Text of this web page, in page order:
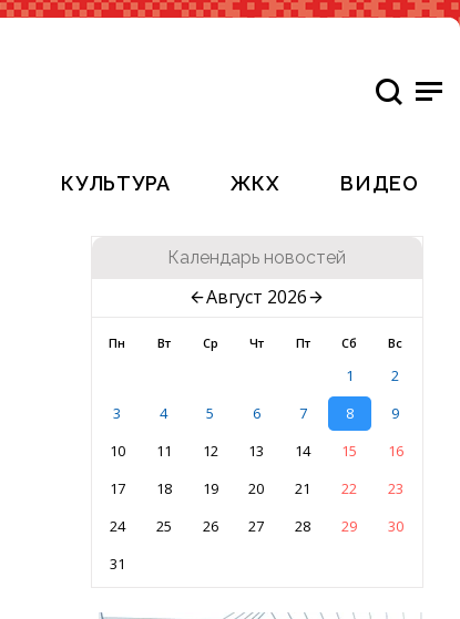
КУЛЬТУРА ЖКХ ВИДЕО
Календарь новостей
Август 2026
Пн Вт Ср Чт Пт Сб Вс
1
2
3
4 5 6 7 8
9
10
11 12 13 14 15
16
17
18 19 20 21 22
23
24
25 26 27 28 29
30
31